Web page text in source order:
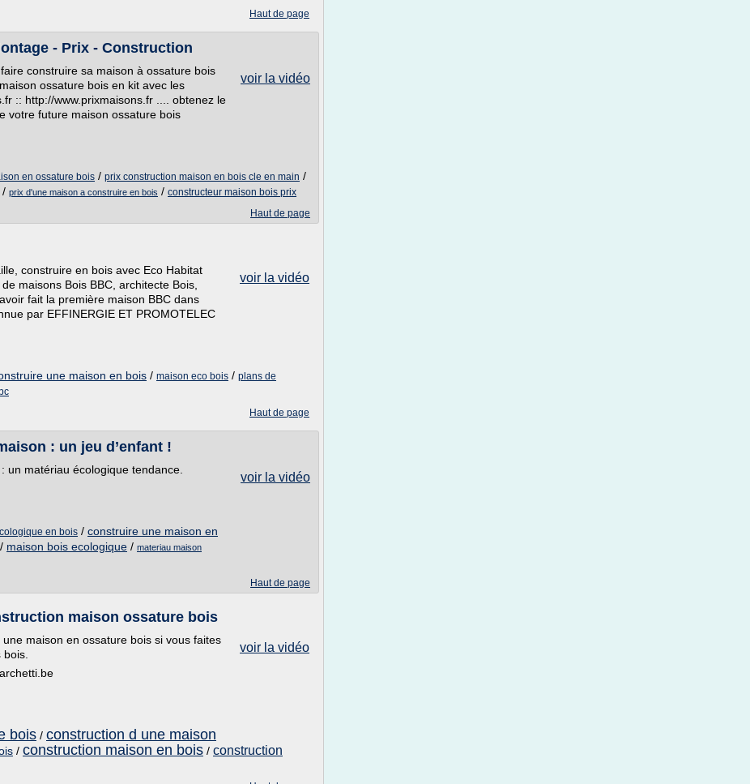
Haut de page
- Prix - Construction
voir la vidéo
construire sa maison à ossature bois
ossature bois en kit avec les
:: http://www.prixmaisons.fr .... obtenez le
votre future maison ossature bois
en ossature bois / prix construction maison en bois cle en main /
/ prix d'une maison a construire en bois / constructeur maison bois prix
Haut de page
voir la vidéo
construire en bois avec Eco Habitat
maisons Bois BBC, architecte Bois,
fait la première maison BBC dans
par EFFINERGIE ET PROMOTELEC
une maison en bois / maison eco bois / plans de
Haut de page
: un jeu d’enfant !
voir la vidéo
un matériau écologique tendance.
en bois / construire une maison en
/ maison bois ecologique / materiau maison
Haut de page
maison ossature bois
voir la vidéo
maison en ossature bois si vous faites
bois / construction d une maison
/ construction maison en bois / construction